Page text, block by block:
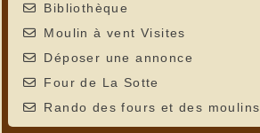
Bibliothèque
Moulin à vent Visites
Déposer une annonce
Four de La Sotte
Rando des fours et des moulins